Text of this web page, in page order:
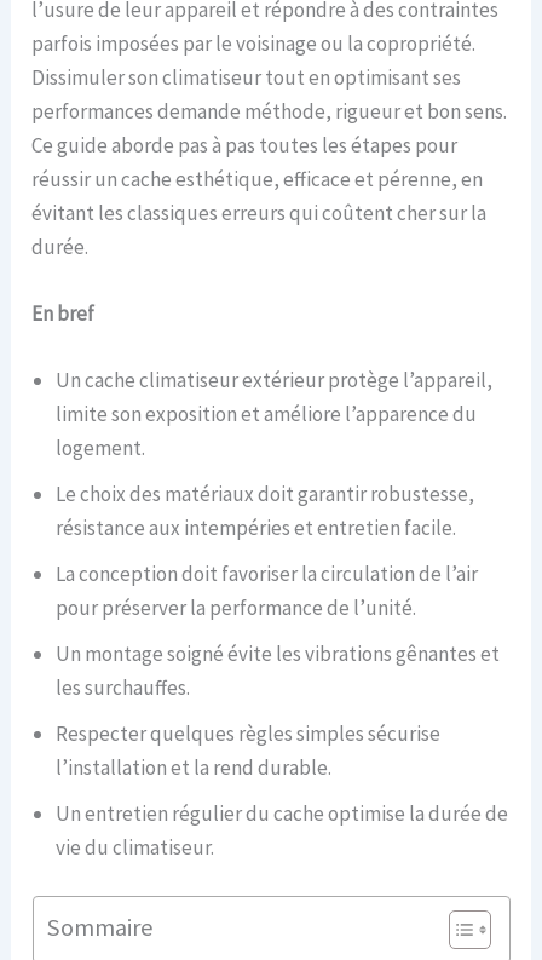
l’usure de leur appareil et répondre à des contraintes
parfois imposées par le voisinage ou la copropriété.
Dissimuler son climatiseur tout en optimisant ses
performances demande méthode, rigueur et bon sens.
Ce guide aborde pas à pas toutes les étapes pour
réussir un cache esthétique, efficace et pérenne, en
évitant les classiques erreurs qui coûtent cher sur la
durée.
En bref
Un cache climatiseur extérieur protège l’appareil,
limite son exposition et améliore l’apparence du
logement.
Le choix des matériaux doit garantir robustesse,
résistance aux intempéries et entretien facile.
La conception doit favoriser la circulation de l’air
pour préserver la performance de l’unité.
Un montage soigné évite les vibrations gênantes et
les surchauffes.
Respecter quelques règles simples sécurise
l’installation et la rend durable.
Un entretien régulier du cache optimise la durée de
vie du climatiseur.
Sommaire